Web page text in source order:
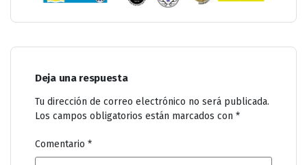
Deja una respuesta
Tu dirección de correo electrónico no será publicada.
Los campos obligatorios están marcados con *
Comentario *